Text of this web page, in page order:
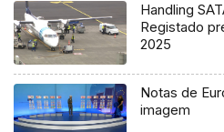
Handling
Registado
2025
Notas de
imagem